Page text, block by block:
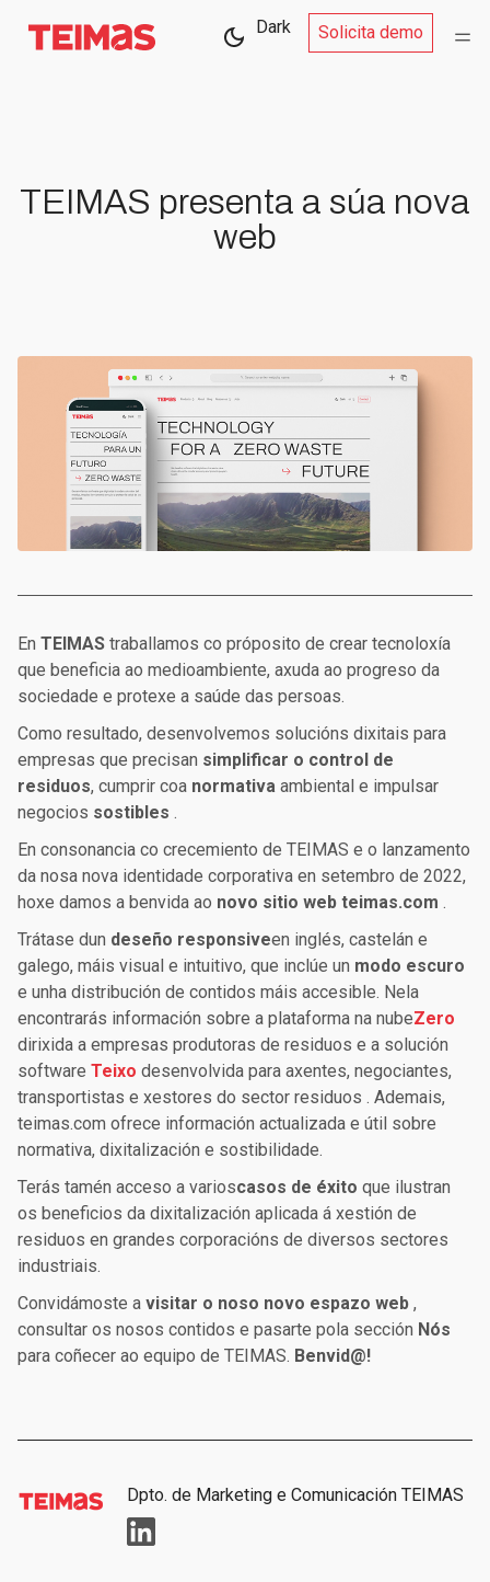
Solicita demo
Dark
TEIMAS presenta a súa nova
web
En TEIMAS traballamos co próposito de crear tecnoloxía
que beneficia ao medioambiente, axuda ao progreso da
sociedade e protexe a saúde das persoas.
Como resultado, desenvolvemos solucións dixitais para
empresas que precisan simplificar o control de
residuos, cumprir coa normativa ambiental e impulsar
negocios sostibles .
En consonancia co crecemiento de TEIMAS e o lanzamento
da nosa nova identidade corporativa en setembro de 2022,
hoxe damos a benvida ao novo sitio web teimas.com .
Trátase dun deseño responsiveen inglés, castelán e
galego, máis visual e intuitivo, que inclúe un modo escuro
e unha distribución de contidos máis accesible. Nela
encontrarás información sobre a plataforma na nubeZero
dirixida a empresas produtoras de residuos e a solución
software Teixo desenvolvida para axentes, negociantes,
transportistas e xestores do sector residuos . Ademais,
teimas.com ofrece información actualizada e útil sobre
normativa, dixitalización e sostibilidade.
Terás tamén acceso a varioscasos de éxito que ilustran
os beneficios da dixitalización aplicada á xestión de
residuos en grandes corporacións de diversos sectores
industriais.
Convidámoste a visitar o noso novo espazo web ,
consultar os nosos contidos e pasarte pola sección Nós
para coñecer ao equipo de TEIMAS. Benvid@!
Dpto. de Marketing e Comunicación TEIMAS